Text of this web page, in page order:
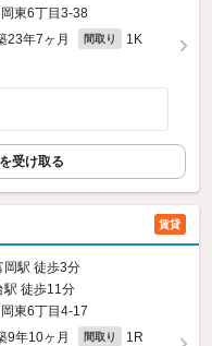
東6丁目3-38
23年7ヶ月 間取り 1K
受け取る
賃貸
岡駅 徒歩3分
駅 徒歩11分
東6丁目4-17
9年10ヶ月 間取り 1R